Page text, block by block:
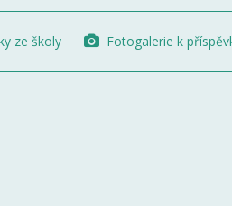
ze školy Fotogalerie k